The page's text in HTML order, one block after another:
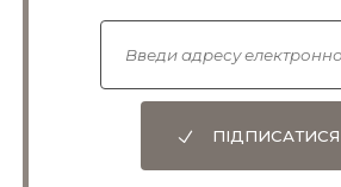
ПІДПИСАТИСЯ